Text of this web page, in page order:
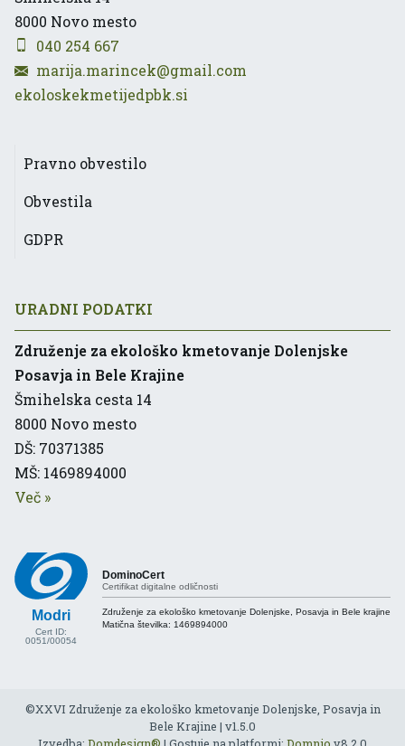
8000 Novo mesto
040 254 667
marija.marincek@gmail.com
ekoloskekmetijedpbk.si
Pravno obvestilo
Obvestila
GDPR
URADNI PODATKI
Združenje za ekološko kmetovanje Dolenjske
Posavja in Bele Krajine
Šmihelska cesta 14
8000 Novo mesto
DŠ: 70371385
MŠ: 1469894000
Več »
Modri
Cert ID:
0051/00054
DominoCert
Certifikat digitalne odličnosti
Združenje za ekološko kmetovanje Dolenjske, Posavja in Bele krajine
Matična številka: 1469894000
©XXVI Združenje za ekološko kmetovanje Dolenjske, Posavja in
Bele Krajine | v1.5.0